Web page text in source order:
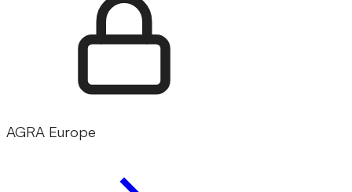
AGRA Europe